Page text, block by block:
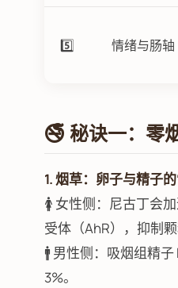
5️⃣ 情绪与肠轴
🚭 秘诀一：零
1. 烟草：卵子与精子
🚺 女性侧：尼古丁会
受体（AhR），抑制颗
🚹 男性侧：吸烟组精
3%。